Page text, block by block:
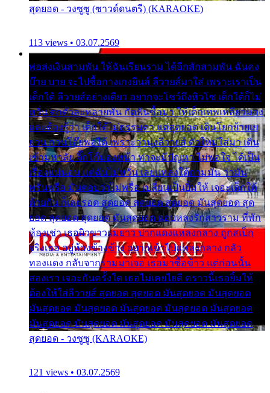
สุดยอด - วงซูซู (ซาวด์ดนตรี) (KARAOKE)
113 views • 03.07.2569
พ่อส่งเงินสามพัน ให้ฉันเรียนราม ได้อีกสักสามพัน ฉันคง
บ๊าย บาย จะไปซื้อกางเกงยีนส์ ลีวายส์มาใส่ เพราะเราเป็น
เด็กใต้ ลีวายส์อย่างเดียว อยากจะโชว์ถึงหิวโซ เด็กใต้ก็ไม่
หวั่น ตกตัวละหลายพัน กัดฟันซื้อมา ให้เด็กเทพเหลียวมอง
และต้องรู้ว่า เด็กใต้ไม่ธรรมดา แต่สุดยอด เดินโยกย้ายเย
ยวน กวนโอ๊ยพอได้ เพราะว่านุ่งลีวายส์ ตัวใหม่ใส่มา เดิน
เข้ามหาลัย จิ๊กโก๊มองหน้า ท่าจะมีปัญหา ไม่พอใจ ได้เป็น
เรื่องแน่นอน แต่ฉันไม่หวั่น เลยแหลงใต้ถามมัน ว่ามัน
พรั่นพรือ มันตอบว่าไม่พรื่อ เปลี่ยนเป็นยิ้มให้ เจอะเด็กใต้
ด้วยกัน ก็เลยรอด สุดยอด สุดยอด สุดยอด มันสุดยอด สุด
ยอด สุดยอด สุดยอด มันสุดยอด แอบหลงรักสาวราม ที่พัก
ห้องเช่า เธอผิวขาวผมยาว ปากแดงแหลงกลาง ถูกสเป็ก
จริงเธอ อยู่ห้องข้างข้าง อยากเข้าไปแหลงกลาง กลัว
ทองแดง กลับจากรามมาเจอ เธอมาซื้อข้าว แต่ก่อนนั้น
สองเรา เจอะกันครั้งใด เธอไม่เคยไยดี คราวนี้เธอยิ้มให้
ต้องให้ใส่ลีวายส์ สุดยอด สุดยอด มันสุดยอด มันสุดยอด
มันสุดยอด มันสุดยอด มันสุดยอด มันสุดยอด มันสุดยอด
มันสุดยอด มันสุดยอด มันสุดยอด มันสุดยอด มันสุดยอด
สุดยอด - วงซูซู (KARAOKE)
121 views • 03.07.2569